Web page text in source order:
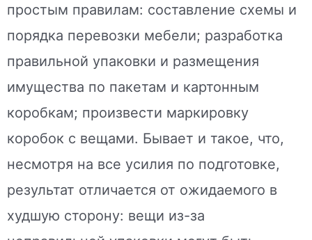
простым правилам: составление схемы и
порядка перевозки мебели; разработка
правильной упаковки и размещения
имущества по пакетам и картонным
коробкам; произвести маркировку
коробок с вещами. Бывает и такое, что,
несмотря на все усилия по подготовке,
результат отличается от ожидаемого в
худшую сторону: вещи из-за